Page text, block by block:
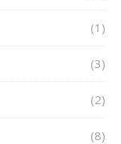
(1)
(3)
(2)
(8)